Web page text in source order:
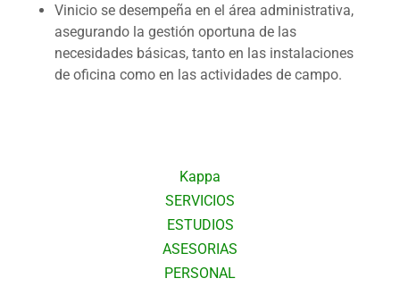
Vinicio se desempeña en el área administrativa,
asegurando la gestión oportuna de las
necesidades básicas, tanto en las instalaciones
de oficina como en las actividades de campo.
Kappa
SERVICIOS
ESTUDIOS
ASESORIAS
PERSONAL